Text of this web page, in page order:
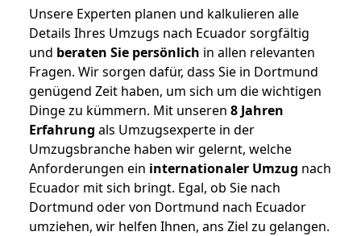
Unsere Experten planen und kalkulieren alle
Details Ihres Umzugs nach Ecuador sorgfältig
und beraten Sie persönlich in allen relevanten
Fragen. Wir sorgen dafür, dass Sie in Dortmund
genügend Zeit haben, um sich um die wichtigen
Dinge zu kümmern. Mit unseren 8 Jahren
Erfahrung als Umzugsexperte in der
Umzugsbranche haben wir gelernt, welche
Anforderungen ein internationaler Umzug nach
Ecuador mit sich bringt. Egal, ob Sie nach
Dortmund oder von Dortmund nach Ecuador
umziehen, wir helfen Ihnen, ans Ziel zu gelangen.